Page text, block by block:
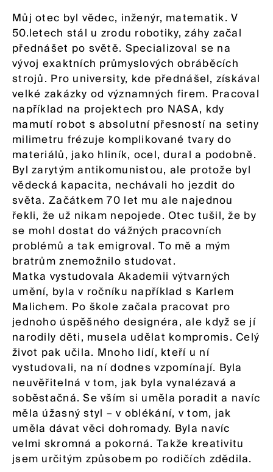
Můj otec byl vědec, inženýr, matematik. V
50.letech stál u zrodu robotiky, záhy začal
přednášet po světě. Specializoval se na
vývoj exaktních průmyslových obráběcích
strojů. Pro university, kde přednášel, získával
velké zakázky od významných firem. Pracoval
například na projektech pro NASA, kdy
mamutí robot s absolutní přesností na setiny
milimetru frézuje komplikované tvary do
materiálů, jako hliník, ocel, dural a podobně.
Byl zarytým antikomunistou, ale protože byl
vědecká kapacita, nechávali ho jezdit do
světa. Začátkem 70 let mu ale najednou
řekli, že už nikam nepojede. Otec tušil, že by
se mohl dostat do vážných pracovních
problémů a tak emigroval. To mě a mým
bratrům znemožnilo studovat.
Matka vystudovala Akademii výtvarných
umění, byla v ročníku například s Karlem
Malichem. Po škole začala pracovat pro
jednoho úspěšného designéra, ale když se jí
narodily děti, musela udělat kompromis. Celý
život pak učila. Mnoho lidí, kteří u ní
vystudovali, na ní dodnes vzpomínají. Byla
neuvěřitelná v tom, jak byla vynalézavá a
soběstačná. Se vším si uměla poradit a navíc
měla úžasný styl – v oblékání, v tom, jak
uměla dávat věci dohromady. Byla navíc
velmi skromná a pokorná. Takže kreativitu
jsem určitým způsobem po rodičích zdědila.